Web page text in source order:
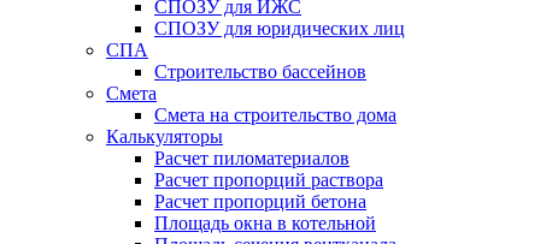
СПОЗУ для ИЖС
СПОЗУ для юридических лиц
СПА
Строительство бассейнов
Смета
Смета на строительство дома
Калькуляторы
Расчет пиломатериалов
Расчет пропорций раствора
Расчет пропорций бетона
Площадь окна в котельной